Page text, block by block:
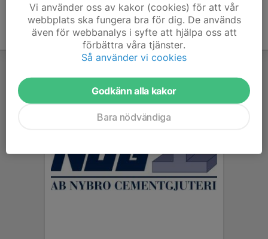
Vi använder oss av kakor (cookies) för att vår
webbplats ska fungera bra för dig. De används
även för webbanalys i syfte att hjälpa oss att
förbättra våra tjänster.
Så använder vi cookies
Godkänn alla kakor
Bara nödvändiga